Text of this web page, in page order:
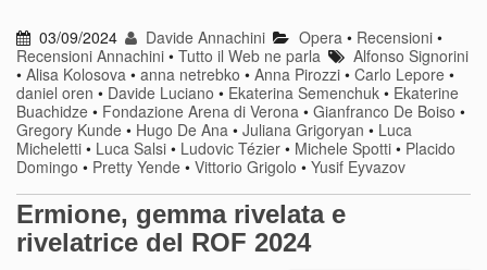
03/09/2024 Davide Annachini Opera• Recensioni•
Recensioni Annachini • Tutto il Web ne parla
Alfonso Signorini
• Alisa Kolosova • anna netrebko • Anna Pirozzi • Carlo Lepore •
daniel oren • Davide Luciano • Ekaterina Semenchuk • Ekaterine
Buachidze • Fondazione Arena di Verona • Gianfranco De Boiso •
Gregory Kunde • Hugo De Ana • Juliana Grigoryan • Luca
Micheletti • Luca Salsi • Ludovic Tézier • Michele Spotti • Placido
Domingo • Pretty Yende • Vittorio Grigolo • Yusif Eyvazov
Ermione, gemma rivelata e
rivelatrice del ROF 2024